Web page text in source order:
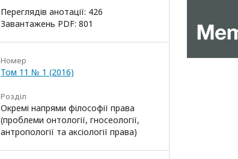
Переглядів анотації: 426
Завантажень PDF: 801
Номер
Том 11 № 1 (2016)
Розділ
Окремі напрями філософії права
(проблеми онтології, гносеології,
антропології та аксіології права)